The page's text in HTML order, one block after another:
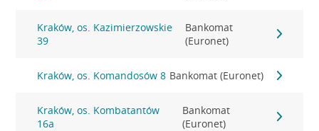
Kraków, os. Kazimierzowskie
39
Bankomat
(Euronet)
Kraków, os. Komandosów 8 Bankomat (Euronet)
Kraków, os. Kombatantów
16a
Bankomat
(Euronet)